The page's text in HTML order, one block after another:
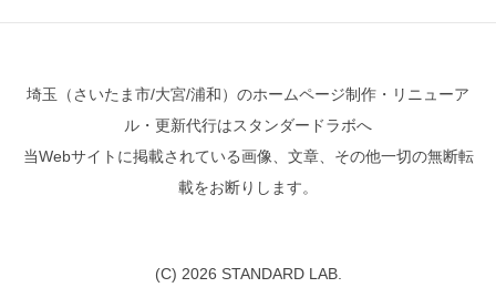
埼玉（さいたま市/大宮/浦和）のホームページ制作・リニューア
ル・更新代行はスタンダードラボへ
当Webサイトに掲載されている画像、文章、その他一切の無断転
載をお断りします。
(C) 2026 STANDARD LAB.